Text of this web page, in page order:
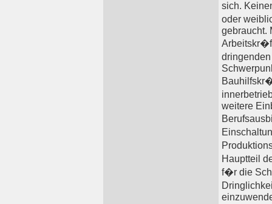
sich.
oder
gebraucht.
weitere
Hauptteil
f�r die